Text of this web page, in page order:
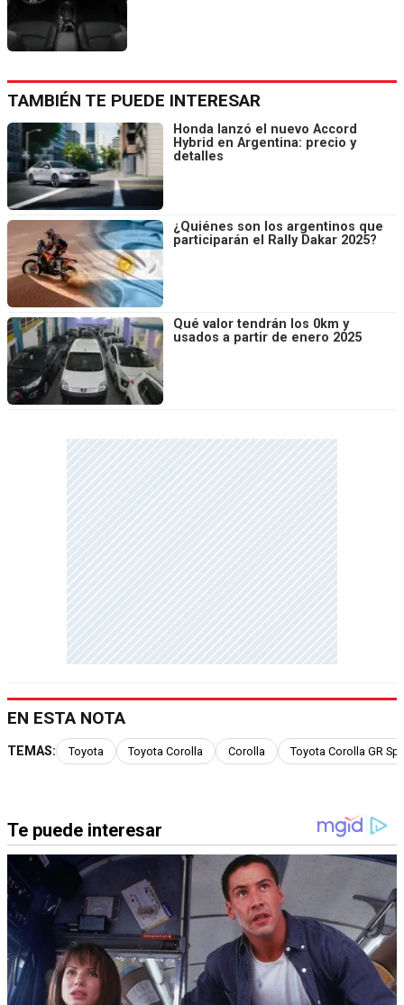
TAMBIÉN TE PUEDE INTERESAR
Honda lanzó el nuevo Accord
Hybrid en Argentina: precio y
detalles
¿Quiénes son los argentinos que
participarán el Rally Dakar 2025?
Qué valor tendrán los 0km y
usados a partir de enero 2025
EN ESTA NOTA
TEMAS: Toyota Toyota Corolla Corolla Toyota Corolla GR